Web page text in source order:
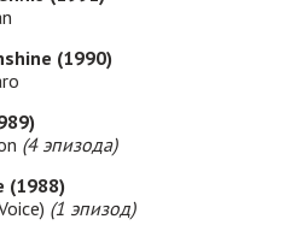
(1990)
(4 эпизода)
(1988)
(1 эпизод)